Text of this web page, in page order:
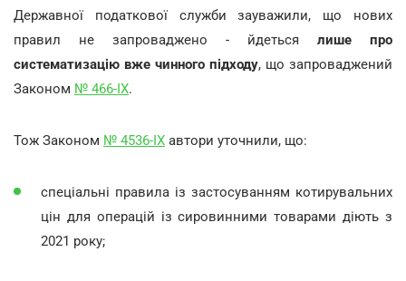
Державної податкової служби зауважили, що нових
правил не запроваджено - йдеться лише про
систематизацію вже чинного підходу, що запроваджений
Законом № 466-IX.
Тож Законом № 4536-IX автори уточнили, що:
спеціальні правила із застосуванням котирувальних
цін для операцій із сировинними товарами діють з
2021 року;